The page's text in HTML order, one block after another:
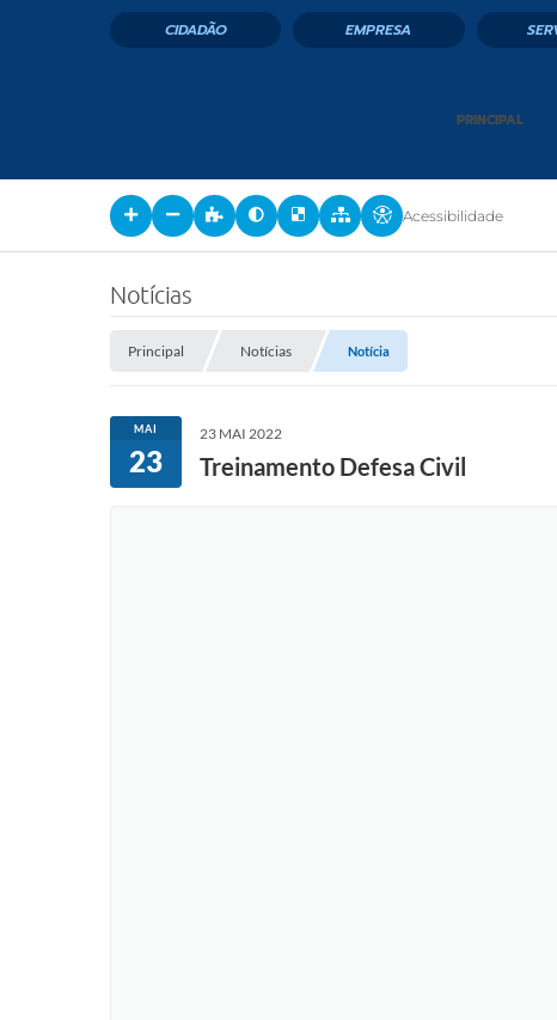
CIDADÃO EMPRESA
PRINCIPAL
Acessibilidade
Notícias
Principal Notícias Notícia
MAI
23
23 MAI 2022
Treinamento Defesa Civil